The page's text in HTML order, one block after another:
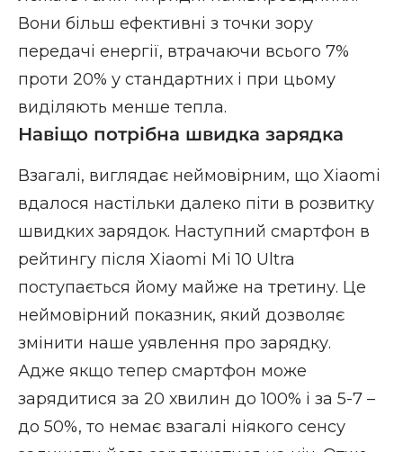
Вони більш ефективні з точки зору
передачі енергії, втрачаючи всього 7%
проти 20% у стандартних і при цьому
виділяють менше тепла.
Навіщо потрібна швидка зарядка
Взагалі, виглядає неймовірним, що Xiaomi
вдалося настільки далеко піти в розвитку
швидких зарядок. Наступний смартфон в
рейтингу після Xiaomi Mi 10 Ultra
поступається йому майже на третину. Це
неймовірний показник, який дозволяє
змінити наше уявлення про зарядку.
Адже якщо тепер смартфон може
зарядитися за 20 хвилин до 100% і за 5-7 –
до 50%, то немає взагалі ніякого сенсу